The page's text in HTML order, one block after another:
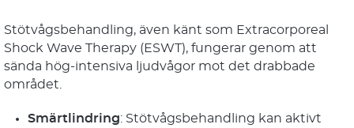
Stötvågsbehandling, även känt som Extracorporeal
Shock Wave Therapy (ESWT), fungerar genom att
sända hög-intensiva ljudvågor mot det drabbade
området.
Smärtlindring: Stötvågsbehandling kan aktivt